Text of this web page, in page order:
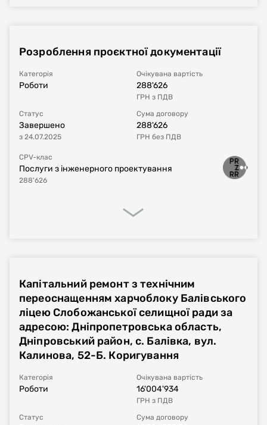
Номер плану UA-P-2025-05-21-014830-a
Тип процедури Звіт про укладений договір
Номер договору, дата
укладання
UA-2025-05-21-012219-a-a1
Період дії договору
Сума договору
КУДЕЛЬКО ВАСИЛЬ ВАСИЛЬОВИЧ
Розроблення проєктної документації
Категорія
Роботи
Очікувана вартість
288'626
ГРН з ПДВ
Статус
Завершено
з 24.07.2025
Сума договору
288'626
ГРН без ПДВ
CPV-клас
Послуги з інженерного проектування
288'626
Номер плану UA-P-2023-10-24-000666-c
Тип процедури Звіт про укладений договір
Номер договору, дата
укладання
UA-2023-10-24-001987-a-c1 від 24.10.2023
Період дії договору -31.12.2023
Сума договору UAH без ПДВ
Капітальний ремонт з технічним
переоснащенням харчоблоку Балівського
ліцею Слобожанської селищної ради за
адресою: Дніпропетровська область,
Дніпровський район, с. Балівка, вул.
Калинова, 52-Б. Коригування
Категорія
Роботи
Очікувана вартість
16'004'934
ГРН з ПДВ
Статус
Сума договору